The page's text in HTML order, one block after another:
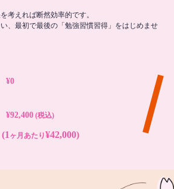
考えれば断然効率的です。
、最初で最後の「勉強習慣習得」をはじめませ
(税込)
(1 ヶ月あたり¥42,000)